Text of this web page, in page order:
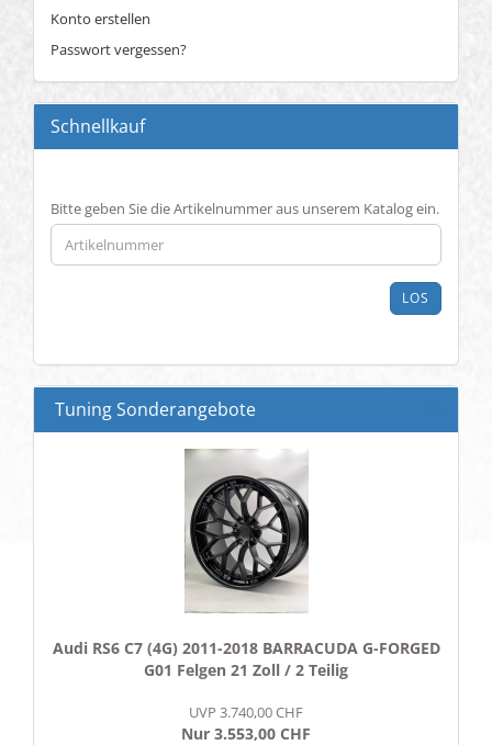
Konto erstellen
Passwort vergessen?
Schnellkauf
BITTE
GEBEN
SIE
DIE
EIN.
Bitte geben Sie die Artikelnummer aus unserem Katalog ein.
LOS
Tuning Sonderangebote
Audi RS6 C7 (4G) 2011-2018 BARRACUDA G-FORGED
G01 Felgen 21 Zoll / 2 Teilig
UVP 3.740,00 CHF
Nur 3.553,00 CHF